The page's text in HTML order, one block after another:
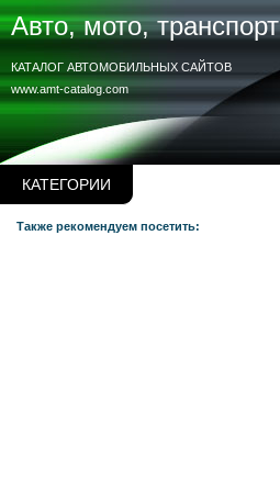
КАТЕГОРИИ
Авто, мото, транспорт
www.amt-catalog.com
КАТАЛОГ АВТОМОБИЛЬНЫХ САЙТОВ
Также рекомендуем посетить: